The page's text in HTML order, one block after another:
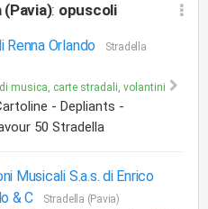
(Pavia): opuscoli
Orlando
Stradella
musica, carte stradali, volantini
- Depliants -
50 Stradella
Musicali S.a.s. di Enrico
& C
Stradella (Pavia)